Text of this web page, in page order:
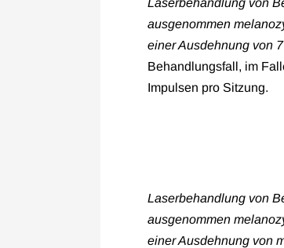
Laserbehandlung von
ausgenommen
einer Ausdehnung von
Behandlungsfall, im
Impulsen pro Sitzung.
Laserbehandlung von
ausgenommen
einer Ausdehnung von